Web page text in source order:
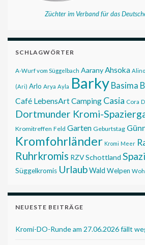
Züchter im Verband für das
SCHLAGWÖRTER
A-Wurf vom Süggelbach AaranyAhsoka Alino
(Ari) Arlo Arya Ayla BarkyBasima
Café LebensArtCamping Casia Cora
Dortmunder Kromi-
Kromitreffen Feld Garten Geburtstag
Kromfohrländer Kromi Meer
Ruhrkromis RZVSchottland
Süggelkromis UrlaubWald Welpen
NEUESTE BEITRÄGE
Kromi-DO-Runde am 27.06.2026 fällt